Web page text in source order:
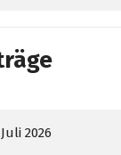
Juli 2026